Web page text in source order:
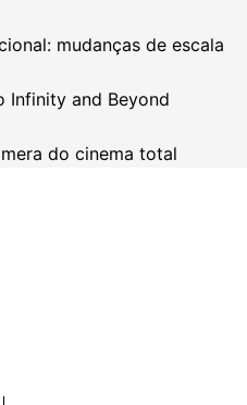
mudanças de escala
Infinity and Beyond
do cinema total